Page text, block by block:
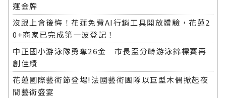
運金牌
沒跟上會後悔！花蓮免費AI行銷工具開放體驗，花蓮2
0+商家已完成第一波登記！
中正國小游泳隊勇奪26金 市長盃分齡游泳錦標賽再
創佳績
花蓮國際藝術節登場!法國藝術團隊以巨型木偶掀起夜
間藝術盛宴